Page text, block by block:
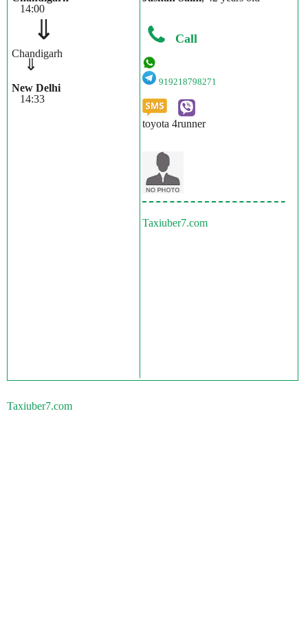
14:00
⇓
Chandigarh
⇓
New Delhi
14:33
Call
919218798271
toyota 4runner
Taxiuber7.com
Taxiuber7.com